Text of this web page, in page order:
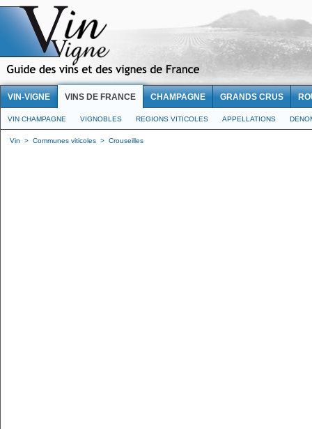
VIN-VIGNE VINS DE FRANCE CHAMPAGNE GRANDS CRUS
VIN CHAMPAGNE VIGNOBLES REGIONS VITICOLES APPELLATIONS
Vin > Communes viticoles > Crouseilles